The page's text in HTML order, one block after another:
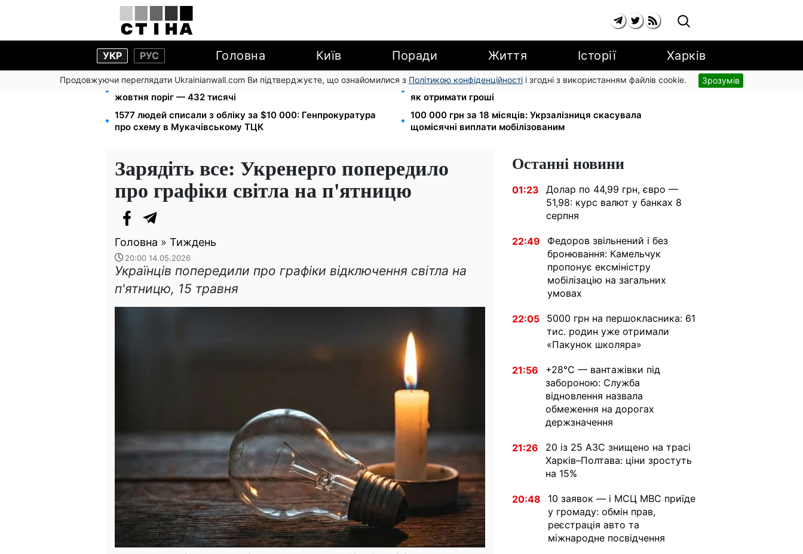
УКР РУС Головна Київ Поради Життя Історії Харків
Продовжуючи переглядати Ukrainianwall.com Ви підтверджуєте, що ознайомилися з Політикою конфіденційності і згодні з використанням файлів cookie. Зрозумів
172 940 грн захистять житло від арешту за комуналку: з
жовтня поріг — 432 тисячі
8 451 грн замість пакунка малюка: Пенсійний фонд пояснив,
як отримати гроші
1577 людей списали з обліку за $10 000: Генпрокуратура
про схему в Мукачівському ТЦК
100 000 грн за 18 місяців: Укрзалізниця скасувала
щомісячні виплати мобілізованим
Зарядіть все: Укренерго попередило
про графіки світла на п'ятницю
Головна » Тиждень
20:00 14.05.2026
Українців попередили про графіки відключення світла на
п'ятницю, 15 травня
Останні новини
01:23
Долар по 44,99 грн, євро —
51,98: курс валют у банках 8
серпня
22:49
Федоров звільнений і без
бронювання: Камельчук
пропонує ексміністру
мобілізацію на загальних
умовах
22:05
5000 грн на першокласника: 61
тис. родин уже отримали
«Пакунок школяра»
21:56
+28°C — вантажівки під
забороною: Служба
відновлення назвала
обмеження на дорогах
держзначення
21:26
20 із 25 АЗС знищено на трасі
Харків–Полтава: ціни зростуть
на 15%
20:48
10 заявок — і МСЦ МВС приїде
у громаду: обмін прав,
реєстрація авто та
міжнародне посвідчення